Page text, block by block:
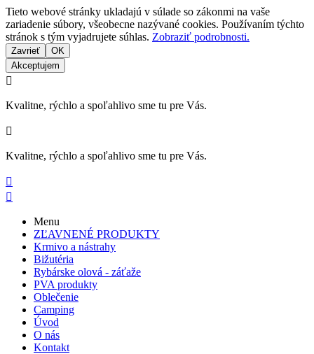
Tieto webové stránky ukladajú v súlade so zákonmi na vaše
zariadenie súbory, všeobecne nazývané cookies. Používaním týchto
stránok s tým vyjadrujete súhlas. Zobraziť podrobnosti.
Zavrieť
OK
Akceptujem

Kvalitne, rýchlo a spoľahlivo sme tu pre Vás.

Kvalitne, rýchlo a spoľahlivo sme tu pre Vás.


Menu
ZĽAVNENÉ PRODUKTY
Krmivo a nástrahy
Bižutéria
Rybárske olová - záťaže
PVA produkty
Oblečenie
Camping
Úvod
O nás
Kontakt